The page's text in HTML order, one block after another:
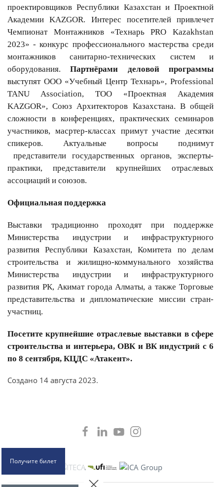
проектировщиков Республики Казахстан и Проектной
Академии KAZGOR. Интерес посетителей привлечет
Чемпионат Монтажников «Технарь PRO Kazakhstan
2023» - конкурс профессионального мастерства среди
монтажников санитарно-технических систем и
оборудования.Партнёрами деловой программы
выступят ООО «Учебный Центр Технарь», Professional
TANU Association, ТОО «Проектная Академия
KAZGOR», Союз Архитекторов Казахстана. В общей
сложности в конференциях, практических семинаров
участников, масртер-классах примут участие десятки
спикеров. Актуальные вопросы поднимут
представители государственных органов, эксперты-
практики, представители крупнейших отраслевых
ассоциаций и союзов.
Официальная поддержка
Выставки традиционно проходят при поддержке
Министерства индустрии и инфраструктурного
развития Республики Казахстан, Комитета по делам
строительства и жилищно-коммунального хозяйства
Министерства индустрии и инфраструктурного
развития РК, Акимат города Алматы, а также Торговые
представительства и дипломатические миссии стран-
участниц.
Посетите крупнейшие отраслевые выставки в сфере
строительства и интерьера, ОВК и ВК индустрий с 6
по 8 сентября, КЦДС «Атакент».
Создано 14 августа 2023.
Получите билет